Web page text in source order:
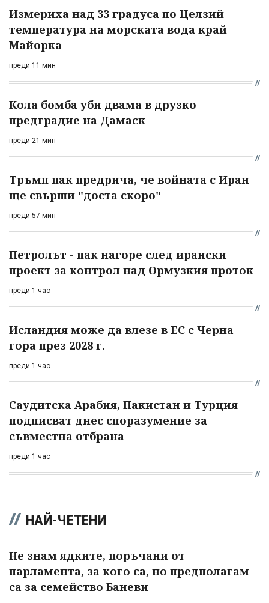
Измериха над 33 градуса по Целзий
температура на морската вода край
Майорка
преди 11 мин
Кола бомба уби двама в друзко
предградие на Дамаск
преди 21 мин
Тръмп пак предрича, че войната с Иран
ще свърши "доста скоро"
преди 57 мин
Петролът - пак нагоре след ирански
проект за контрол над Ормузкия проток
преди 1 час
Исландия може да влезе в ЕС с Черна
гора през 2028 г.
преди 1 час
Саудитска Арабия, Пакистан и Турция
подписват днес споразумение за
съвместна отбрана
преди 1 час
НАЙ-ЧЕТЕНИ
Не знам ядките, поръчани от
парламента, за кого са, но предполагам
са за семейство Баневи